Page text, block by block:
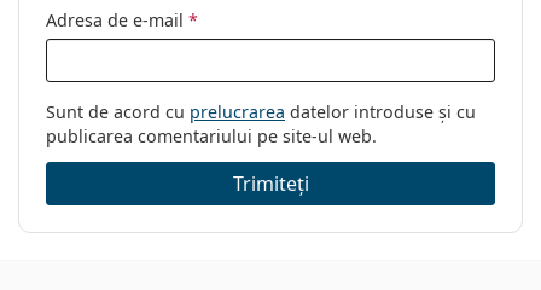
Adresa de e-mail *
Sunt de acord cu prelucrarea datelor introduse și cu
publicarea comentariului pe site-ul web.
Trimiteți